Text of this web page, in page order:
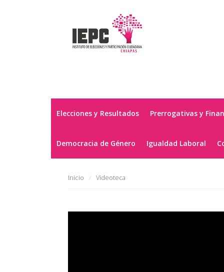
Elecciones y Resultados Prerrogativas y
Democracia de Género Igualdad Laboral
Inicio Videoteca